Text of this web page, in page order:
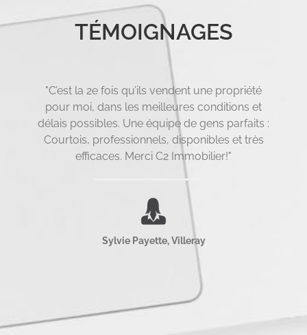
TÉMOIGNAGES
"C’est la 2e fois qu’ils vendent une propriété
pour moi, dans les meilleures conditions et
délais possibles. Une équipe de gens parfaits :
Courtois, professionnels, disponibles et très
efficaces. Merci C2 Immobilier!"
Sylvie Payette, Villeray